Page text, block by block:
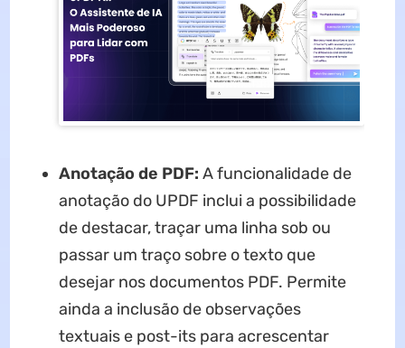
Anotação de PDF: A funcionalidade de
anotação do UPDF inclui a possibilidade
de destacar, traçar uma linha sob ou
passar um traço sobre o texto que
desejar nos documentos PDF. Permite
ainda a inclusão de observações
textuais e post-its para acrescentar